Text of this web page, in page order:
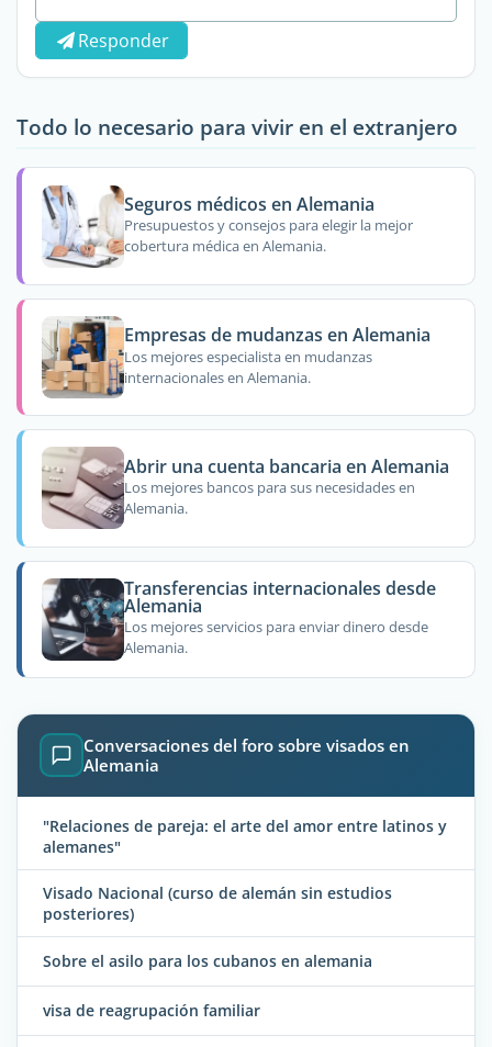
Responder
Todo lo necesario para vivir en el extranjero
Seguros médicos en Alemania
Presupuestos y consejos para elegir la mejor
cobertura médica en Alemania.
Empresas de mudanzas en Alemania
Los mejores especialista en mudanzas
internacionales en Alemania.
Abrir una cuenta bancaria en Alemania
Los mejores bancos para sus necesidades en
Alemania.
Transferencias internacionales desde
Alemania
Los mejores servicios para enviar dinero desde
Alemania.
Conversaciones del foro sobre visados en
Alemania
"Relaciones de pareja: el arte del amor entre latinos y
alemanes"
Visado Nacional (curso de alemán sin estudios
posteriores)
Sobre el asilo para los cubanos en alemania
visa de reagrupación familiar